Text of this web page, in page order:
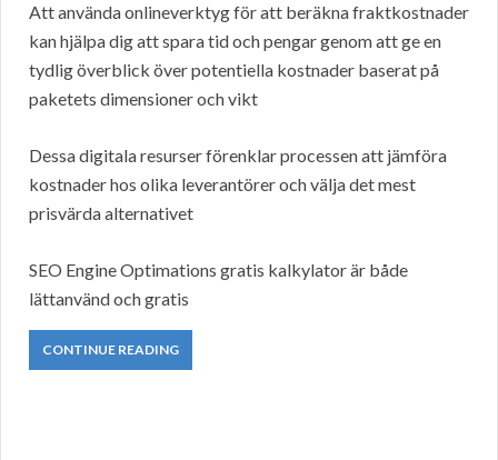
Att använda onlineverktyg för att beräkna fraktkostnader
kan hjälpa dig att spara tid och pengar genom att ge en
tydlig överblick över potentiella kostnader baserat på
paketets dimensioner och vikt
Dessa digitala resurser förenklar processen att jämföra
kostnader hos olika leverantörer och välja det mest
prisvärda alternativet
SEO Engine Optimations gratis kalkylator är både
lättanvänd och gratis
CONTINUE READING